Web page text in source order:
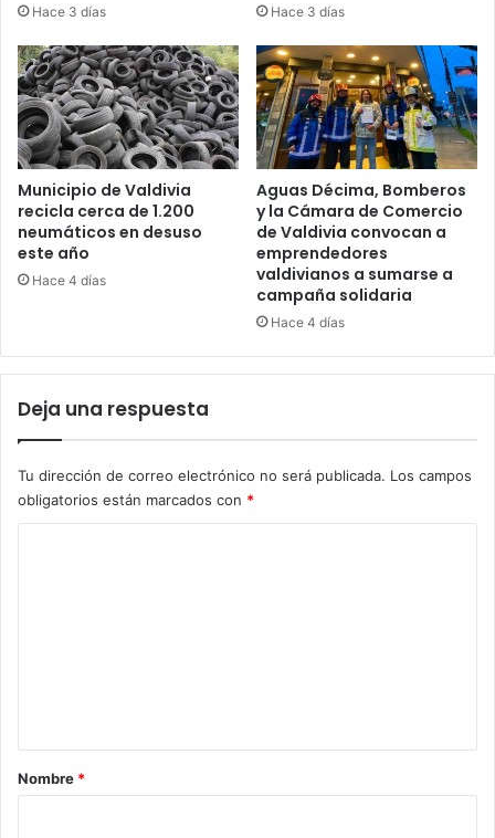
Hace 3 días Hace 3 días
Municipio de Valdivia
recicla cerca de 1.200
neumáticos en desuso
este año
Hace 4 días
Aguas Décima, Bomberos
y la Cámara de Comercio
de Valdivia convocan a
emprendedores
valdivianos a sumarse a
campaña solidaria
Hace 4 días
Deja una respuesta
Tu dirección de correo electrónico no será publicada. Los campos
obligatorios están marcados con *
r
Nombre *